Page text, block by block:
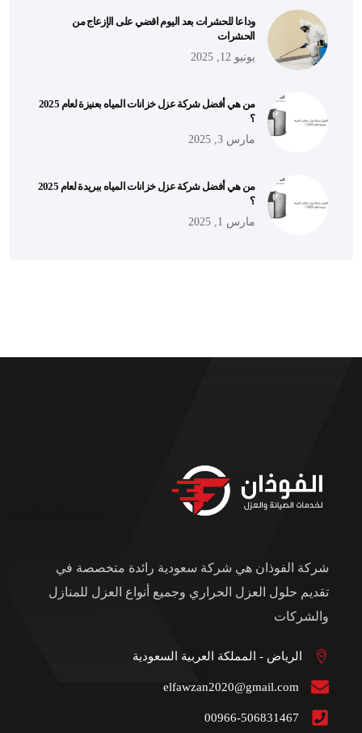
وداعا للحشرات بعد اليوم اقضي على الإزعاج من
الحشرات
يونيو 12, 2025
من هي أفضل شركة عزل خزانات المياه بعنيزة لعام 2025
؟
مارس 3, 2025
من هي أفضل شركة عزل خزانات المياه ببريدة لعام 2025
؟
مارس 1, 2025
شركة الفوذان هي شركة سعودية رائدة متخصصة في
تقديم حلول العزل الحراري وجميع أنواع العزل للمنازل
والشركات
الرياض - المملكة العربية السعودية
elfawzan2020@gmail.com
00966-506831467